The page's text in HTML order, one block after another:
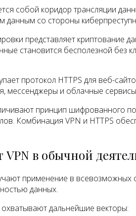
собой коридор трансляции
данным со стороны
представляет криптование
становится бесполезной без
протокол HTTPS для веб-
мессенджеры и облачные
принцип шифрованного
Комбинация VPN и HTTPS
в обычной
применение в
данных.
дальнейшие векторы: